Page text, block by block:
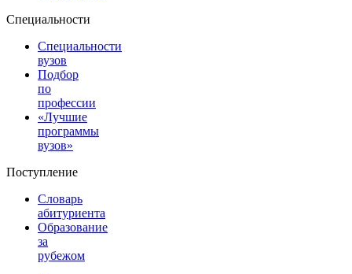
Специальности
Специальности
вузов
Подбор
по
профессии
«Лучшие
программы
вузов»
Поступление
Словарь
абитуриента
Образование
за
рубежом